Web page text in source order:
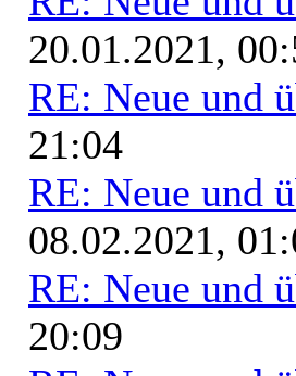
20.01.2021,
RE: Neue und
21:04
RE: Neue und
08.02.2021,
RE: Neue und
20:09